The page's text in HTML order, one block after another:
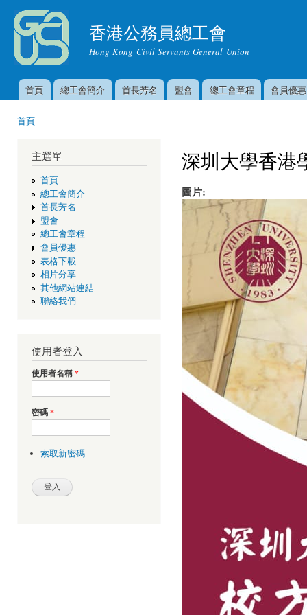
香港公務員總工會
Hong Kong Civil Servants General Union
主選單
首頁 總工會簡介 首長芳名 盟會 總工會章程 會員優惠
首頁
主選單
首頁
總工會簡介
首長芳名
盟會
總工會章程
會員優惠
表格下載
相片分享
其他網站連結
聯絡我們
使用者登入
使用者名稱*
密碼*
索取新密碼
深圳大學香港
圖片: